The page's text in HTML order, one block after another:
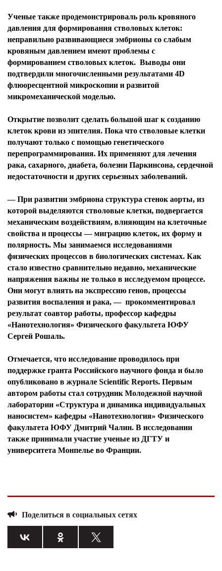
Ученые также продемонстрироваль роль кровяного
давления для формирования стволовых клеток:
неправильно развивающиеся эмбрионы со слабым
кровяным давлением имеют проблемы с
формированием стволовых клеток. Выводы они
подтвердили многочисленными результатами 4D
флюоресцентной микроскопии и развитой
микромеханической моделью.
Открытие позволит сделать большой шаг к созданию
клеток крови из эпителия. Пока что стволовые клетки
получают только с помощью генетического
перепрограммирования. Их применяют для лечения
рака, сахарного, диабета, болезни Паркинсона, сердечной
недостаточности и других серьезных заболеваний.
— При развитии эмбриона структура стенок аорты, из
которой выделяются стволовые клетки, подвергается
механическим воздействиям, влияющим на клеточные
свойства и процессы — миграцию клеток, их форму и
полярность. Мы занимаемся исследованиями
физических процессов в биологических системах. Как
стало известно сравнительно недавно, механические
напряжения важны не только в исследуемом процессе.
Они могут влиять на экспрессию генов, процессы
развития воспаления и рака, — прокомментировал
результат соавтор работы, профессор кафедры
«Нанотехнология» Физического факультета ЮФУ
Сергей Рошаль.
Отмечается, что исследование проводилось при
поддержке гранта Российского научного фонда и было
опубликовано в журнале Scientific Reports. Первым
автором работы стал сотрудник Молодежной научной
лаборатории «Структура и динамика индивидуальных
наносистем» кафедры «Нанотехнология» Физического
факультета ЮФУ Дмитрий Чалин. В исследовании
также принимали участие ученые из ДГТУ и
университета Монпелье во Франции.
Поделиться в социальных сетях